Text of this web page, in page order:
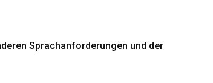
Sprachanforderungen und der